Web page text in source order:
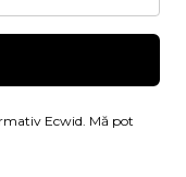
Ecwid. Mă pot